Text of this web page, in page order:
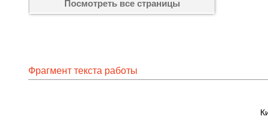
Посмотреть все страницы
Фрагмент текста работы